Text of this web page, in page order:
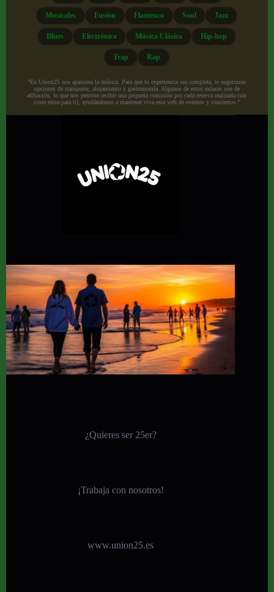
Musicales Fusión Flamenco Soul Jazz
Blues Electrónica Música Clásica Hip-hop
Trap Rap
“En Union25 nos apasiona la música. Para que tu experiencia sea completa, te sugerimos
opciones de transporte, alojamiento y gastronomía. Algunos de estos enlaces son de
afiliación, lo que nos permite recibir una pequeña comisión por cada reserva realizada (sin
coste extra para ti), ayudándonos a mantener viva esta web de eventos y conciertos.”
¿Quieres ser 25er?
¡Trabaja con nosotros!
www.union25.es